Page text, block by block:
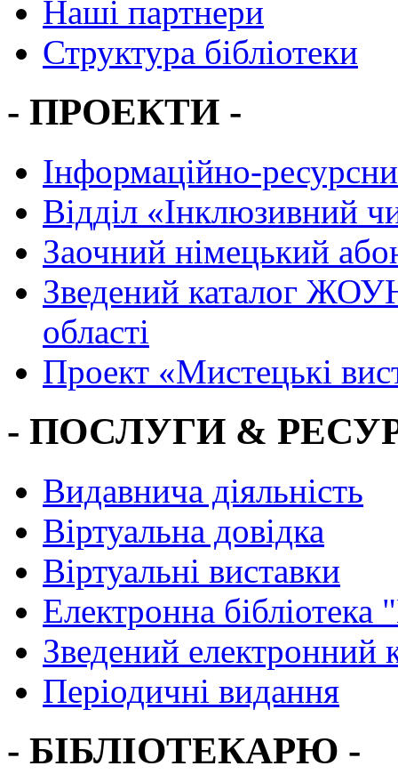
Наші партнери
Структура бібліотеки
- ПРОЕКТИ -
Інформаційно-
Вiддiл «Інклюзивний
Заочний німецький
Зведений каталог
області
Проект «Мистецькі
- ПОСЛУГИ &
Видавнича діяльність
Віртуальна довідка
Віртуальні виставки
Електронна
Зведений електронний
Періодичні видання
- БІБЛІОТЕКАРЮ -